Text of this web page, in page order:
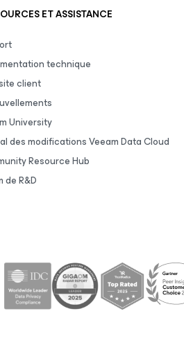
ET ASSISTANCE
technique
client
University
des modifications Veeam Data Cloud
Resource Hub
de R&D